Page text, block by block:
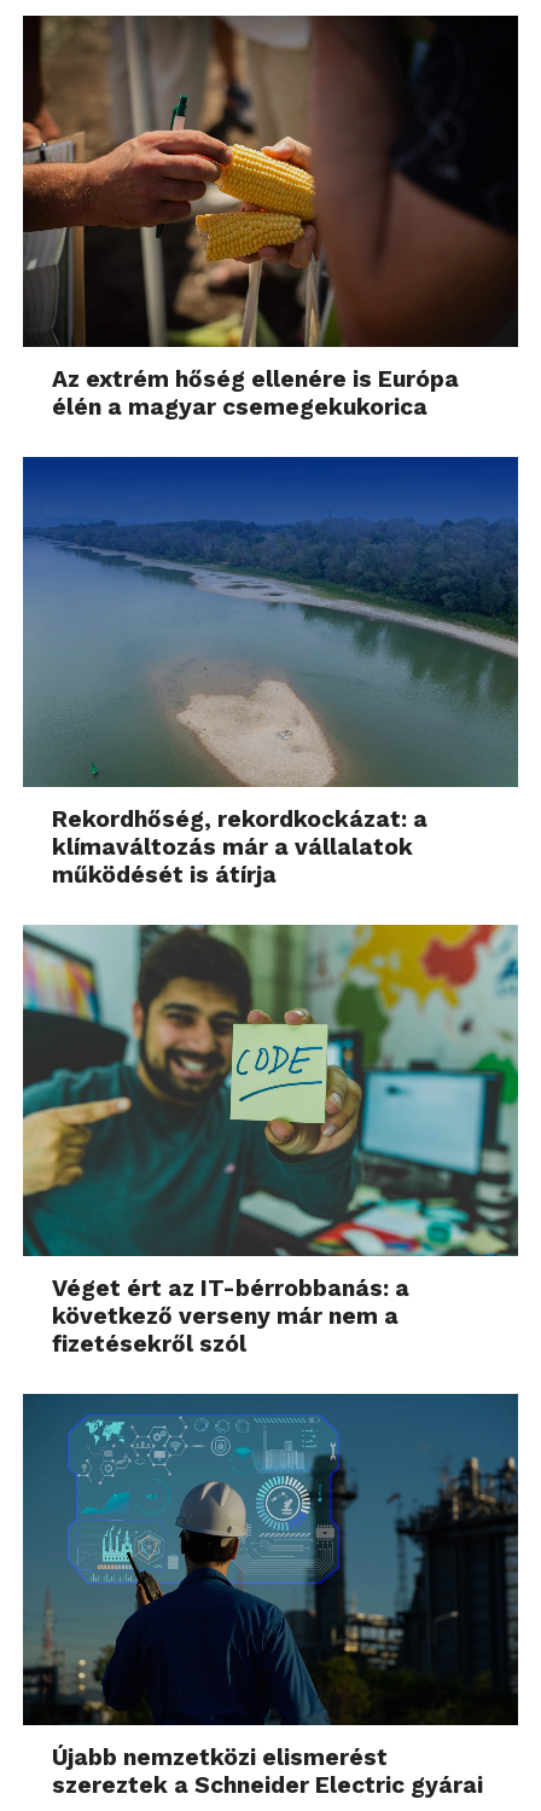
Az extrém hőség ellenére is Európa
élén a magyar csemegekukorica
Rekordhőség, rekordkockázat: a
klímaváltozás már a vállalatok
működését is átírja
Véget ért az IT-bérrobbanás: a
következő verseny már nem a
fizetésekről szól
Újabb nemzetközi elismerést
szereztek a Schneider Electric gyárai